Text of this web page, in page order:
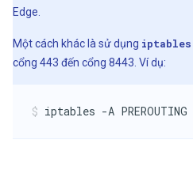
Edge.
Một cách khác là sử dụng iptables
cổng 443 đến cổng 8443. Ví dụ: